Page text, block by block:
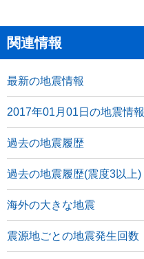
関連情報
最新の地震情報
2017年01月01日の地震情報
過去の地震履歴
過去の地震履歴(震度3以上)
海外の大きな地震
震源地ごとの地震発生回数